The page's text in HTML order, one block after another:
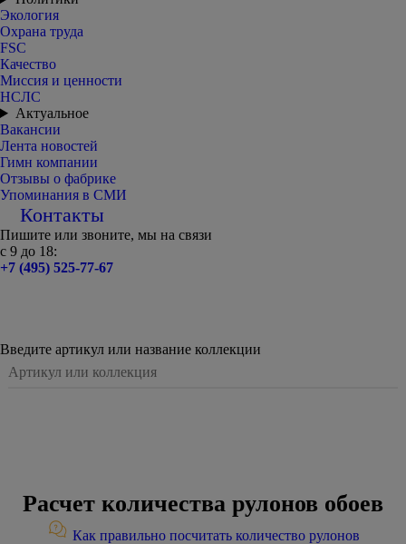
Экология
Охрана труда
FSC
Качество
Миссия и ценности
НСЛС
Актуальное
Вакансии
Лента новостей
Гимн компании
Отзывы о фабрике
Упоминания в СМИ
Контакты
Пишите или звоните, мы на связи
с 9 до 18:
+7 (495) 525-77-67
Введите артикул или название коллекции
Расчет количества рулонов обоев
Как правильно посчитать количество рулонов